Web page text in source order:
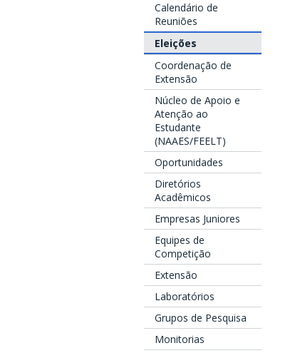
Calendário de
Reuniões
Eleições
Coordenação de
Extensão
Núcleo de Apoio e
Atenção ao
Estudante
(NAAES/FEELT)
Oportunidades
Diretórios
Acadêmicos
Empresas Juniores
Equipes de
Competição
Extensão
Laboratórios
Grupos de Pesquisa
Monitorias